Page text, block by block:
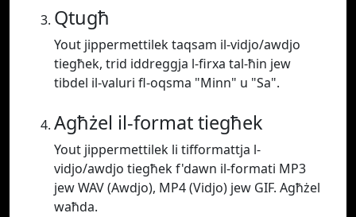
Qtugħ
Yout jippermettilek taqsam il-vidjo/awdjo
tiegħek, trid iddreggja l-firxa tal-ħin jew
tibdel il-valuri fl-oqsma "Minn" u "Sa".
Agħżel il-format tiegħek
Yout jippermettilek li tifformattja l-
vidjo/awdjo tiegħek f'dawn il-formati MP3
jew WAV (Awdjo), MP4 (Vidjo) jew GIF. Agħżel
waħda.